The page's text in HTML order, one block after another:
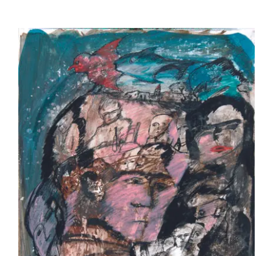
Zwy Milshtein –